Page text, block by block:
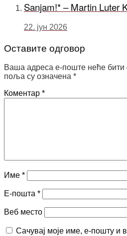
Sanjam!* – Martin Luter
22. јун 2026
Оставите одговор
Ваша адреса е-поште неће бити
поља су означена *
Коментар *
Име *
Е-пошта *
Веб место
Сачувај моје име, е-пошту и